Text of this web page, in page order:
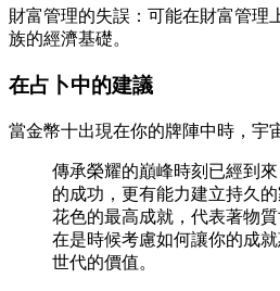
財富管理的失誤：可能在財富管理
族的經濟基礎。
在占卜中的建議
當金幣十出現在你的牌陣中時，宇
傳承榮耀的巔峰時刻已經到
的成功，更有能力建立持久
花色的最高成就，代表著物
在是時候考慮如何讓你的成
世代的價值。